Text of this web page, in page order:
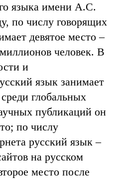
языка имени А.С.
по числу говорящих
девятое место –
человек. В
и
язык занимает
глобальных
публикаций он
по числу
русский язык –
на русском
место после